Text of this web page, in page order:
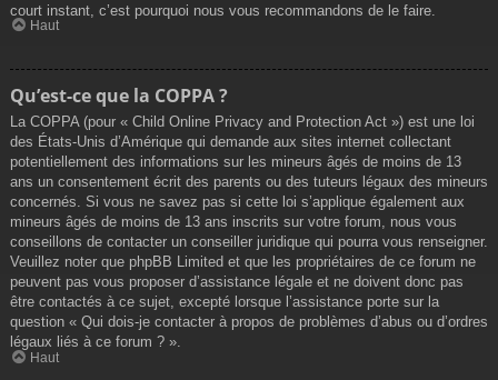
court instant, c’est pourquoi nous vous recommandons de le faire.
Haut
Qu’est-ce que la COPPA ?
La COPPA (pour « Child Online Privacy and Protection Act ») est une loi
des États-Unis d’Amérique qui demande aux sites internet collectant
potentiellement des informations sur les mineurs âgés de moins de 13
ans un consentement écrit des parents ou des tuteurs légaux des mineurs
concernés. Si vous ne savez pas si cette loi s’applique également aux
mineurs âgés de moins de 13 ans inscrits sur votre forum, nous vous
conseillons de contacter un conseiller juridique qui pourra vous renseigner.
Veuillez noter que phpBB Limited et que les propriétaires de ce forum ne
peuvent pas vous proposer d’assistance légale et ne doivent donc pas
être contactés à ce sujet, excepté lorsque l’assistance porte sur la
question « Qui dois-je contacter à propos de problèmes d’abus ou d’ordres
légaux liés à ce forum ? ».
Haut